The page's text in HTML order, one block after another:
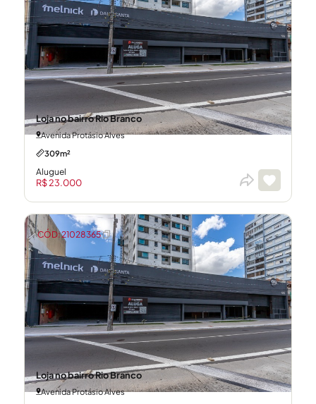
Loja no bairro Rio Branco
Avenida Protásio Alves
309m²
Aluguel
R$ 23.000
Loja no bairro Rio Branco
Avenida Protásio Alves
CÓD: 21028365